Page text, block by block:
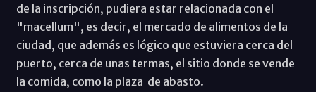
de la inscripción, pudiera estar relacionada con el
"macellum", es decir, el mercado de alimentos de la
ciudad, que además es lógico que estuviera cerca del
puerto, cerca de unas termas, el sitio donde se vende
la comida, como la plaza de abasto.